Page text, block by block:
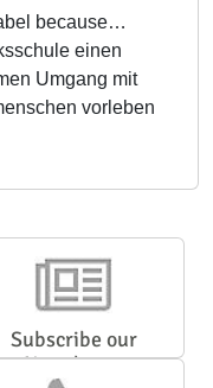
because…
einen
Umgang mit
vorleben
Subscribe our
Newsletter